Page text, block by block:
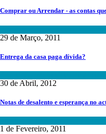
Comprar ou Arrendar - as contas
29 de Março, 2011
Entrega da casa paga dívida?
30 de Abril, 2012
Notas de desalento e esperança no
1 de Fevereiro, 2011